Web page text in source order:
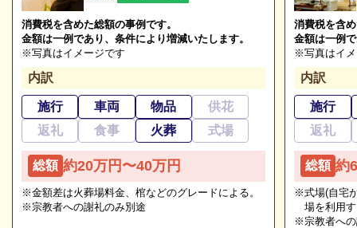
追加料金の心配がない総額費用を提示します
人数・式場・火葬場などの各種条件やご要望、ご事情
にあわせて、お見積りを作成いたします。葬儀を施行
する前に総額費用をご確認いただき、それぞれの内訳
※2023/09/14時点
近年はニーズに合わせて葬儀の種類が多様化しており
ます。
以下でアイワホール戸田の葬儀の種類についてご紹介
します。
消費税を含めた総額の事例です。
金額は一例であり、条件により増減いたします。
※写真はイメージです
内訳
施行 車両 物品
供花
返礼
食事 火葬 式場
総額 約20万円〜40万円
※金額差は火葬場料金、棺などのグレードによる。
※宗教者への謝礼のみ別途
消費税を含
金額は一例
※写真はイ
内訳
施行
返礼
総額 約
※式場(自宅
場を利用
※宗教者へ